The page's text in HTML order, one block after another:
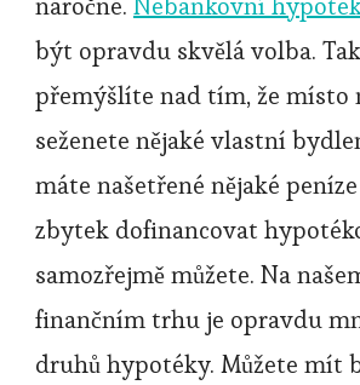
náročné. Nebankovní
být opravdu skvělá volba.
přemýšlíte nad tím, že místo
seženete nějaké vlastní
máte našetřené nějaké
zbytek dofinancovat
samozřejmě můžete. Na
finančním trhu je opravdu
druhů hypotéky. Můžete mít